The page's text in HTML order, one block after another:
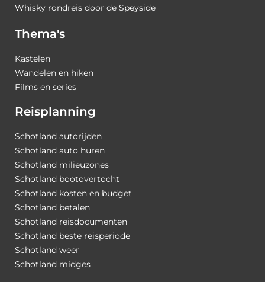
Whisky rondreis door de Speyside
Thema's
Kastelen
Wandelen en hiken
Films en series
Reisplanning
Schotland autorijden
Schotland auto huren
Schotland milieuzones
Schotland bootovertocht
Schotland kosten en budget
Schotland betalen
Schotland reisdocumenten
Schotland beste reisperiode
Schotland weer
Schotland midges